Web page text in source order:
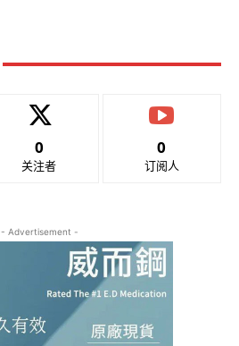
0
关注者
0
订阅人
- Advertisement -